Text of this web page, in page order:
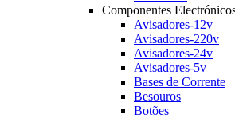
Componentes
Avisadores-12v
Avisadores-220v
Avisadores-24v
Avisadores-5v
Bases de Corrente
Besouros
Botões